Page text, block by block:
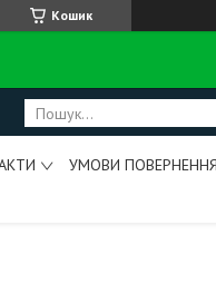
Кошик
УМОВИ